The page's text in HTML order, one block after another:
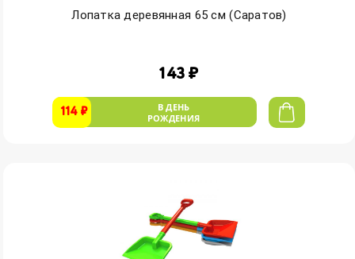
Лопатка деревянная 65 см (Саратов)
143 ₽
114 ₽
В ДЕНЬ
РОЖДЕНИЯ